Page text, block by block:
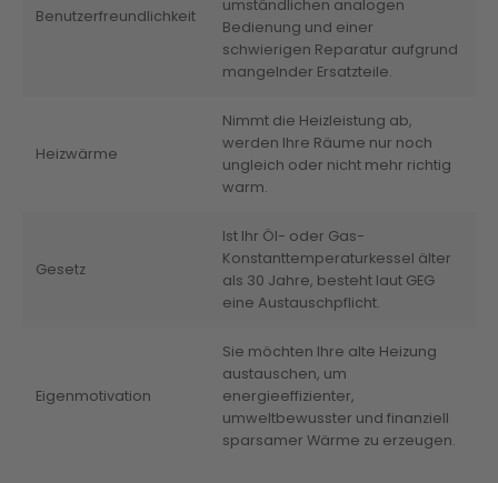
Benutzerfreundlichkeit
umständlichen analogen
Bedienung und einer
schwierigen Reparatur aufgrund
mangelnder Ersatzteile.
Heizwärme
Nimmt die Heizleistung ab,
werden Ihre Räume nur noch
ungleich oder nicht mehr richtig
warm.
Gesetz
Ist Ihr Öl- oder Gas-
Konstanttemperaturkessel älter
als 30 Jahre, besteht laut GEG
eine Austauschpflicht.
Eigenmotivation
Sie möchten Ihre alte Heizung
austauschen, um
energieeffizienter,
umweltbewusster und finanziell
sparsamer Wärme zu erzeugen.